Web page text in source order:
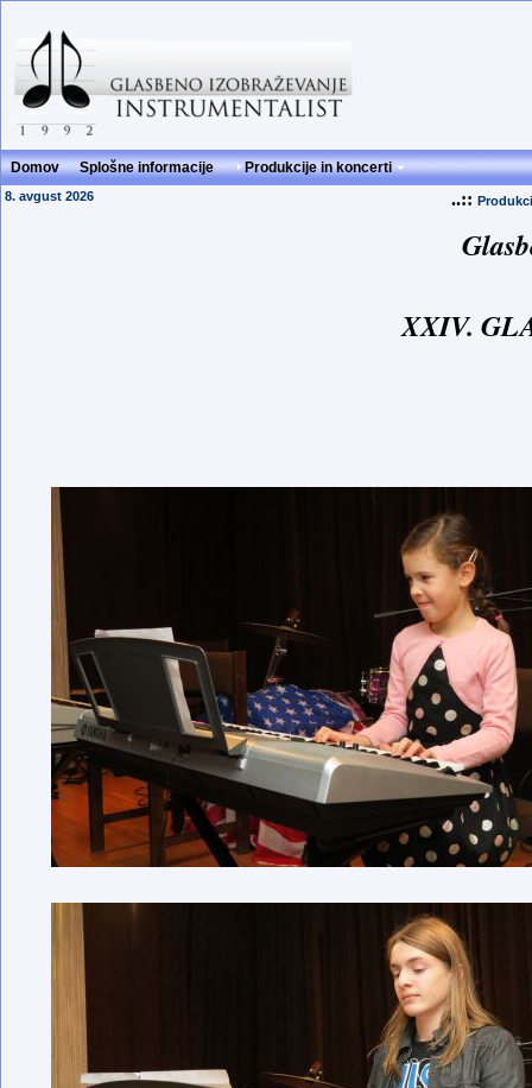
Domov Splošne informacije Produkcije in koncerti
8. avgust 2026 ..::
XXIV.